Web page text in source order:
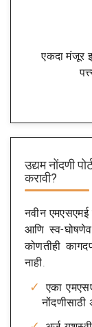
एकदा मंजूर
उद्यम नोंदणी
करावी?
नवीन एमएसएमई
आणि स्व-
कोणतीही
नाही.
एका